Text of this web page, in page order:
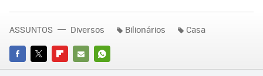
FACEBOOK
TWITTERFLIPBOARD
E-
WHATSAPP
ASSUNTOS Diversos Bilionários Casa